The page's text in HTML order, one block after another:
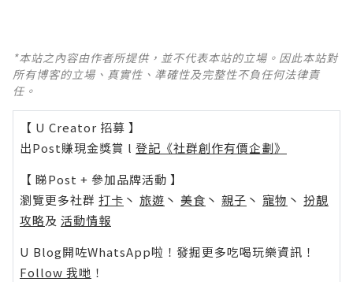
*本站之內容由作者所提供，並不代表本站的立場。因此本站對
所有博客的立場、真實性、準確性及完整性不負任何法律責
任。
【 U Creator 招募 】
出Post賺現金獎賞 l 登記《社群創作有價企劃》
【 睇Post + 參加品牌活動 】
瀏覽更多社群 打卡 丶 旅遊 丶 美食 丶 親子 丶 寵物 丶 扮靚
攻略及 活動情報
U Blog開咗WhatsApp啦！發掘更多吃喝玩樂資訊！
Follow 我哋 ！